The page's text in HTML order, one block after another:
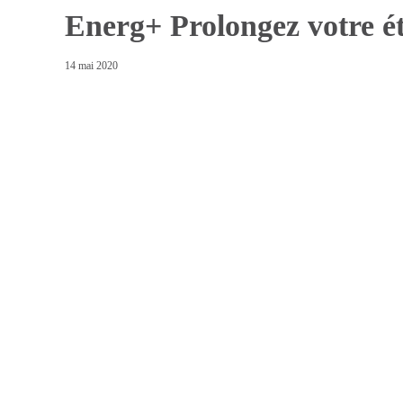
Energ+ Prolongez votre
14 mai 2020